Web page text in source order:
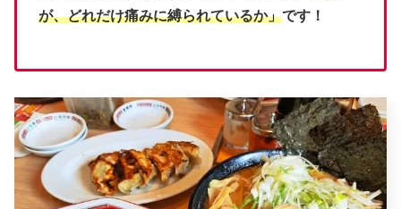
が、どれだけ痛みに縛られているか」です！